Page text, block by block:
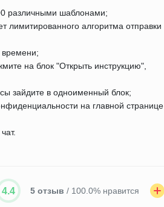
различными шаблонами;
алгоритма отправки
времени;
на блок "Открыть инструкцию",
зайдите в одноименный блок;
на главной странице
4.4 5 отзыв / 100.0% нравится